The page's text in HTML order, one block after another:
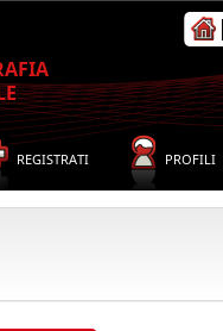
REGISTRATI PROFILI